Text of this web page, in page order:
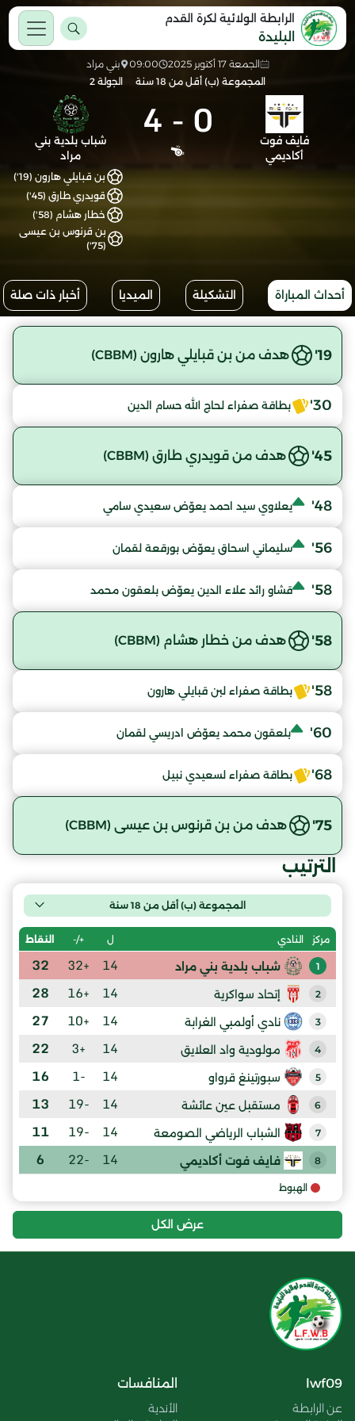
الرابطة الولائية لكرة القدم
البليدة
الجمعة 17 أكتوبر 2025 09:00
بني مراد
المجموعة (ب) أقل من 18 سنة
الجولة 2
فايف فوت
أكاديمي
0
-
4
شباب بلدية بني
مراد
بن قبايلي هارون (19')
قويدري طارق (45')
خطار هشام (58')
بن قرنوس بن عيسى
(75')
أحداث المباراة التشكيلة الميديا أخبار ذات صلة
19' هدف من بن قبايلي هارون (CBBM)
30' بطاقة صفراء لحاج الله حسام الدين
45' هدف من قويدري طارق (CBBM)
48' يعلاوي سيد احمد يعوّض سعيدي سامي
56' سليماني اسحاق يعوّض بورقعة لقمان
58' قشاو رائد علاء الدين يعوّض بلعقون محمد
58' هدف من خطار هشام (CBBM)
58' بطاقة صفراء لبن قبايلي هارون
60' بلعقون محمد يعوّض ادريسي لقمان
68' بطاقة صفراء لسعيدي نبيل
75' هدف من بن قرنوس بن عيسى (CBBM)
الترتيب
المجموعة (ب) أقل من 18 سنة
مركز النادي ل +/- النقاط
1 شباب بلدية بني مراد 14
+32
32
2 إتحاد سواكرية 14
+16
28
3 نادي أولمبي الغرابة 14
+10
27
4 مولودية واد العلايق 14
+3
22
5 سبورتينغ قرواو 14
-1
16
6 مستقبل عين عائشة 14
-19
13
7 الشباب الرياضي الصومعة 14
-19
11
8 فايف فوت أكاديمي 14
-22
6
الهبوط
عرض الكل
lwf09
عن الرابطة
المنافسات
الأندية